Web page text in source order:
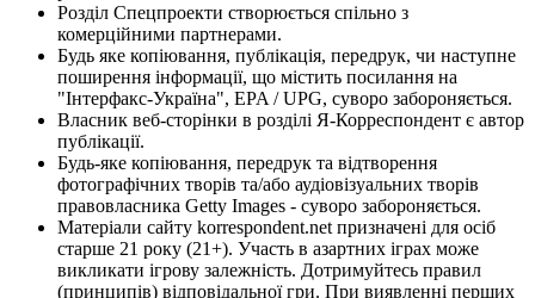
Розділ Спецпроекти створюється спільно з
комерційними партнерами.
Будь яке копіювання, публікація, передрук, чи наступне
поширення інформації, що містить посилання на
"Інтерфакс-Україна", EPA / UPG, суворо забороняється.
Власник веб-сторінки в розділі Я-Корреспондент є автор
публікації.
Будь-яке копіювання, передрук та відтворення
фотографічних творів та/або аудіовізуальних творів
правовласника Getty Images - суворо забороняється.
Матеріали сайту korrespondent.net призначені для осіб
старше 21 року (21+). Участь в азартних іграх може
викликати ігрову залежність. Дотримуйтесь правил
(принципів) відповідальної гри. При виявленні перших